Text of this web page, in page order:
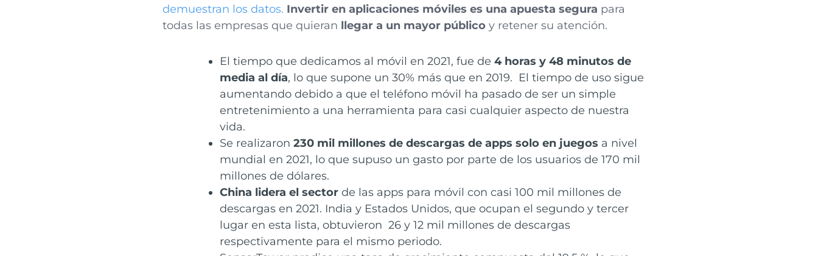
demuestran los datos. Invertir en aplicaciones móviles es una apuesta segura para
todas las empresas que quieran llegar a un mayor público y retener su atención.
El tiempo que dedicamos al móvil en 2021, fue de 4 horas y 48 minutos de
media al día, lo que supone un 30% más que en 2019. El tiempo de uso sigue
aumentando debido a que el teléfono móvil ha pasado de ser un simple
entretenimiento a una herramienta para casi cualquier aspecto de nuestra
vida.
Se realizaron 230 mil millones de descargas de apps solo en juegos a nivel
mundial en 2021, lo que supuso un gasto por parte de los usuarios de 170 mil
millones de dólares.
China lidera el sector de las apps para móvil con casi 100 mil millones de
descargas en 2021. India y Estados Unidos, que ocupan el segundo y tercer
lugar en esta lista, obtuvieron 26 y 12 mil millones de descargas
respectivamente para el mismo periodo.